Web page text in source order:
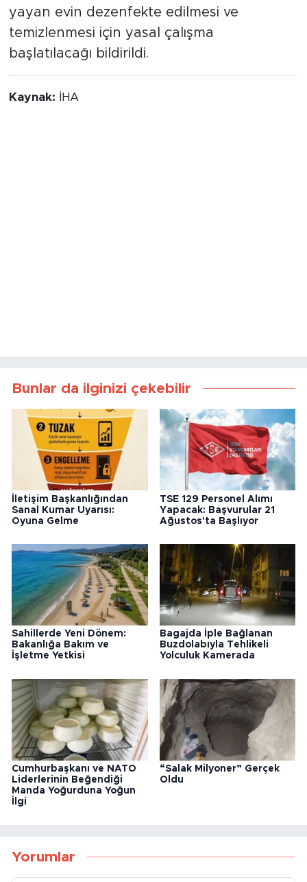
yayan evin dezenfekte edilmesi ve
temizlenmesi için yasal çalışma
başlatılacağı bildirildi.
Kaynak: İHA
Bunlar da ilginizi çekebilir
İletişim Başkanlığından
Sanal Kumar Uyarısı:
Oyuna Gelme
TSE 129 Personel Alımı
Yapacak: Başvurular 21
Ağustos'ta Başlıyor
Sahillerde Yeni Dönem:
Bakanlığa Bakım ve
İşletme Yetkisi
Bagajda İple Bağlanan
Buzdolabıyla Tehlikeli
Yolculuk Kamerada
Cumhurbaşkanı ve NATO
Liderlerinin Beğendiği
Manda Yoğurduna Yoğun
İlgi
“Salak Milyoner” Gerçek
Oldu
Yorumlar